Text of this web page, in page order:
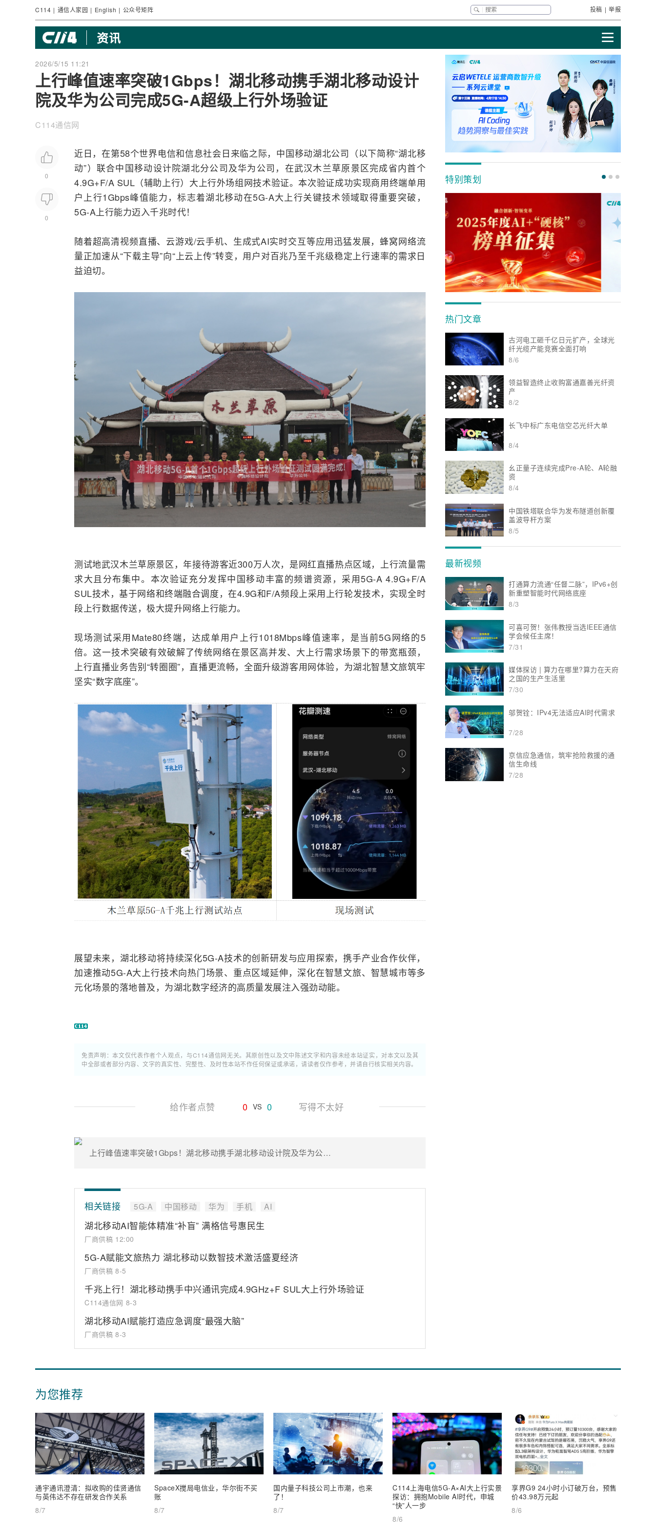
C114 | 通信人家园 | English | 公众号矩阵 投稿 | 举报
资讯
2026/5/15 11:21
上行峰值速率突破1Gbps！湖北移动携手湖北移动设计
院及华为公司完成5G-A超级上行外场验证
C114通信网
0
0
近日，在第58个世界电信和信息社会日来临之际， 中国移动湖北公司（以下简称“湖北移
动”）联合中国移动设计院湖北分公司及华为公司，在武汉木兰草原景区完成省内首个
4.9G+F/A SUL（辅助上行）大上行外场组网技术验证。本次验证成功实现商用终端单用
户上行1Gbps峰值能力，标志着湖北移动在5G-A大上行关键技术领域取得重要突破，
5G-A上行能力迈入千兆时代！
随着超高清视频直播、云游戏/云手机、生成式AI实时交互等应用迅猛发展，蜂窝网络流
量正加速从“下载主导”向“上云上传”转变，用户对百兆乃至千兆级稳定上行速率的需求日
益迫切。
测试地武汉木兰草原景区，年接待游客近300万人次，是网红直播热点区域，上行流量需
求大且分布集中。本次验证充分发挥中国移动丰富的频谱资源，采用5G-A 4.9G+F/A
SUL技术，基于网络和终端融合调度，在4.9G和F/A频段上采用上行轮发技术，实现全时
段上行数据传送，极大提升网络上行能力。
现场测试采用Mate80终端，达成单用户上行1018Mbps峰值速率，是当前5G网络的5
倍。这一技术突破有效破解了传统网络在景区高并发、大上行需求场景下的带宽瓶颈，
上行直播业务告别“转圈圈”，直播更流畅，全面升级游客用网体验，为湖北智慧文旅筑牢
坚实“数字底座”。
展望未来，湖北移动将持续深化5G-A技术的创新研发与应用探索，携手产业合作伙伴，
加速推动5G-A大上行技术向热门场景、重点区域延伸，深化在智慧文旅、智慧城市等多
元化场景的落地普及，为湖北数字经济的高质量发展注入强劲动能。
免责声明：本文仅代表作者个人观点，与C114通信网无关。其原创性以及文中陈述文字和内容未经本站证实，对本文以及其
中全部或者部分内容、文字的真实性、完整性、及时性本站不作任何保证或承诺，请读者仅作参考，并请自行核实相关内容。
给作者点赞 0 VS 0 写得不太好
上行峰值速率突破1Gbps！湖北移动携手湖北移动设计院及华为公司完成5G-A超级上行外场验证
相关链接 5G-A 中国移动 华为 手机 AI
湖北移动AI智能体精准“补盲” 满格信号惠民生
厂商供稿 12:00
5G-A赋能文旅热力 湖北移动以数智技术激活盛夏经济
厂商供稿 8-5
千兆上行！湖北移动携手中兴通讯完成4.9GHz+F SUL大上行外场验证
C114通信网 8-3
湖北移动AI赋能打造应急调度“最强大脑”
厂商供稿 8-3
特别策划
热门文章
古河电工砸千亿日元扩产，全球光
纤光缆产能竞赛全面打响
8/6
领益智造终止收购富通嘉善光纤资
产
8/2
长飞中标广东电信空芯光纤大单
8/4
幺正量子连续完成Pre-A轮、A轮融
资
8/4
中国铁塔联合华为发布隧道创新覆
盖波导杆方案
8/5
最新视频
打通算力流通“任督二脉”，IPv6+创
新重塑智能时代网络底座
8/3
可喜可贺！张伟教授当选IEEE通信
学会候任主席！
7/31
媒体探访 | 算力在哪里?算力在天府
之国的生产生活里
7/30
邬贺铨：IPv4无法适应AI时代需求
7/28
京信应急通信，筑牢抢险救援的通
信生命线
7/28
为您推荐
通宇通讯澄清：拟收购的佳贤通信
与英伟达不存在研发合作关系
8/7
SpaceX搅局电信业，华尔街不买
账
8/7
国内量子科技公司上市潮，也来
了！
8/7
C114上海电信5G-A×AI大上行实景
探访：拥抱Mobile AI时代，申城
“快”人一步
8/6
享界G9 24小时小订破万台，预售
价43.98万元起
8/6